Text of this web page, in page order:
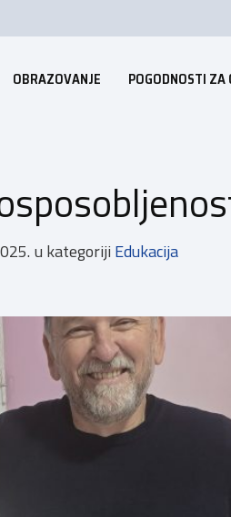
OBRAZOVANJE POGODNOSTI ZA
u kategoriji Edukacija